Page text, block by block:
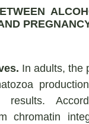
In adults, the
results.
chromatin